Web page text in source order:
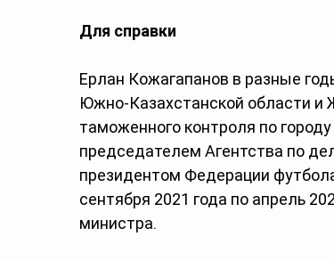
Для справки
Ерлан Кожагапанов в разные
Южно-Казахстанской области и
таможенного контроля по
председателем Агентства по
президентом Федерации
сентября 2021 года по апрель
министра.